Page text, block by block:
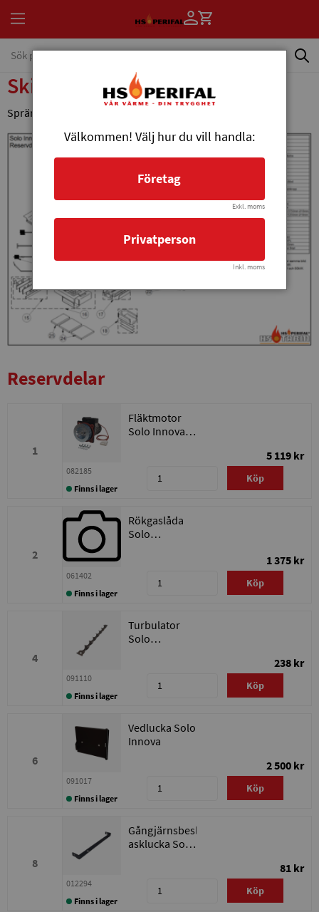
Skiss - Solo Innova 20
Sprängskiss över vedpannan Solo Innova 20.
Reservdelar
1
Fläktmotor
Solo Innova
5 119 kr
082185
Finns i lager
Köp
2
Rökgaslåda
Solo
1 375 kr
061402
Finns i lager
Köp
4
Turbulator
Solo
238 kr
091110
Finns i lager
Köp
6
Vedlucka Solo
Innova
2 500 kr
091017
Finns i lager
Köp
8
Gångjärnsbeslag
asklucka Solo
81 kr
012294
Finns i lager
Köp
Välkommen! Välj hur du vill handla:
Företag
Exkl. moms
Privatperson
Inkl. moms